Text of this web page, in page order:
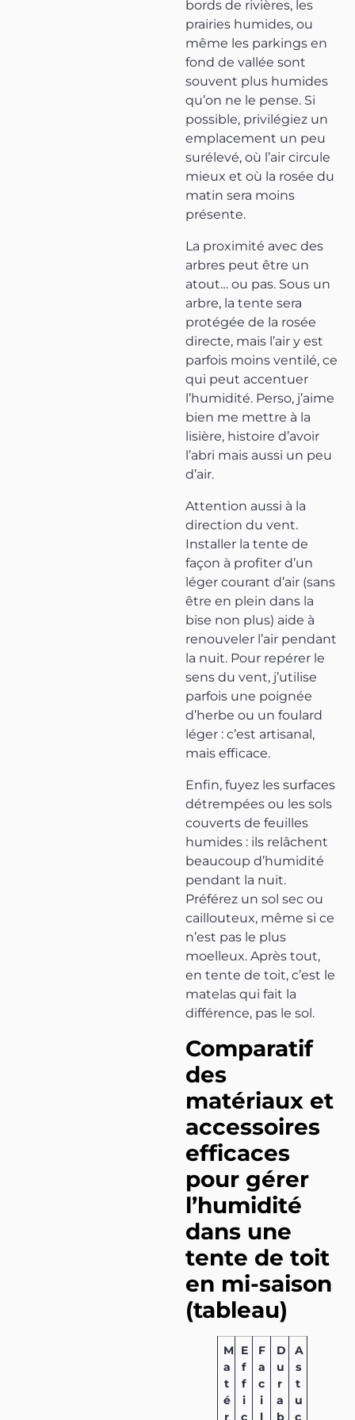
bords de rivières, les
prairies humides, ou
même les parkings en
fond de vallée sont
souvent plus humides
qu’on ne le pense. Si
possible, privilégiez un
emplacement un peu
surélevé, où l’air circule
mieux et où la rosée du
matin sera moins
présente.
La proximité avec des
arbres peut être un
atout… ou pas. Sous un
arbre, la tente sera
protégée de la rosée
directe, mais l’air y est
parfois moins ventilé, ce
qui peut accentuer
l’humidité. Perso, j’aime
bien me mettre à la
lisière, histoire d’avoir
l’abri mais aussi un peu
d’air.
Attention aussi à la
direction du vent.
Installer la tente de
façon à profiter d’un
léger courant d’air (sans
être en plein dans la
bise non plus) aide à
renouveler l’air pendant
la nuit. Pour repérer le
sens du vent, j’utilise
parfois une poignée
d’herbe ou un foulard
léger : c’est artisanal,
mais efficace.
Enfin, fuyez les surfaces
détrempées ou les sols
couverts de feuilles
humides : ils relâchent
beaucoup d’humidité
pendant la nuit.
Préférez un sol sec ou
caillouteux, même si ce
n’est pas le plus
moelleux. Après tout,
en tente de toit, c’est le
matelas qui fait la
différence, pas le sol.
Comparatif
des
matériaux et
accessoires
efficaces
pour gérer
l’humidité
dans une
tente de toit
en mi-saison
(tableau)
M
a
t
é
r
E
f
f
i
c
F
a
c
i
l
D
u
r
a
b
A
s
t
u
c